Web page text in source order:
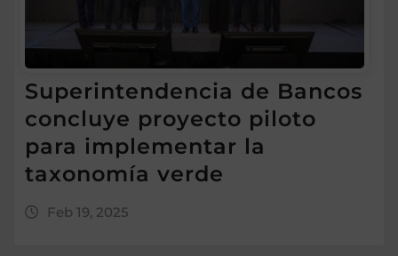
Superintendencia de Bancos
concluye proyecto piloto
para implementar la
taxonomía verde
Feb 19, 2025